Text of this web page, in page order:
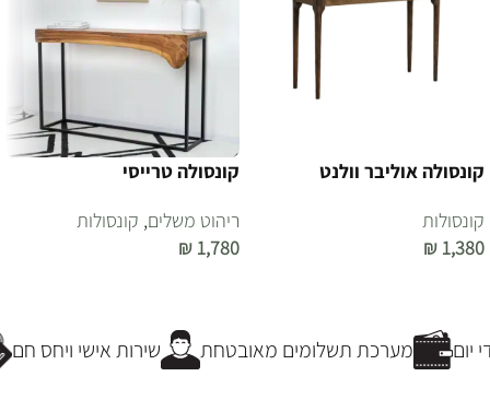
קונסולה אוליבר וולנט
קונסולות
₪ 1,380
קונסולה טרייסי
ריהוט משלים, קונסולות
₪ 1,780
שירות אישי ויחס חם מערכת תשלומים מאובטחת